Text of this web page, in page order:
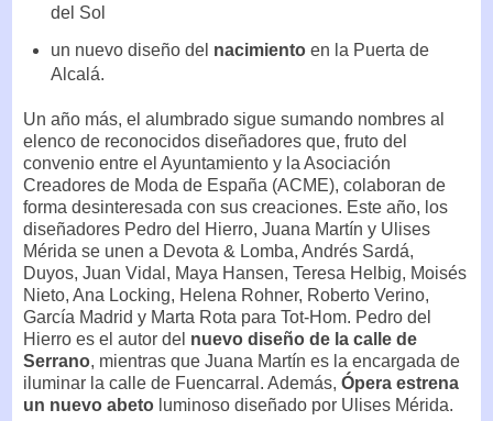
del Sol
un nuevo diseño del nacimiento en la Puerta de
Alcalá.
Un año más, el alumbrado sigue sumando nombres al
elenco de reconocidos diseñadores que, fruto del
convenio entre el Ayuntamiento y la Asociación
Creadores de Moda de España (ACME), colaboran de
forma desinteresada con sus creaciones. Este año, los
diseñadores Pedro del Hierro, Juana Martín y Ulises
Mérida se unen a Devota & Lomba, Andrés Sardá,
Duyos, Juan Vidal, Maya Hansen, Teresa Helbig, Moisés
Nieto, Ana Locking, Helena Rohner, Roberto Verino,
García Madrid y Marta Rota para Tot-Hom. Pedro del
Hierro es el autor del nuevo diseño de la calle de
Serrano, mientras que Juana Martín es la encargada de
iluminar la calle de Fuencarral. Además, Ópera estrena
un nuevo abeto luminoso diseñado por Ulises Mérida.